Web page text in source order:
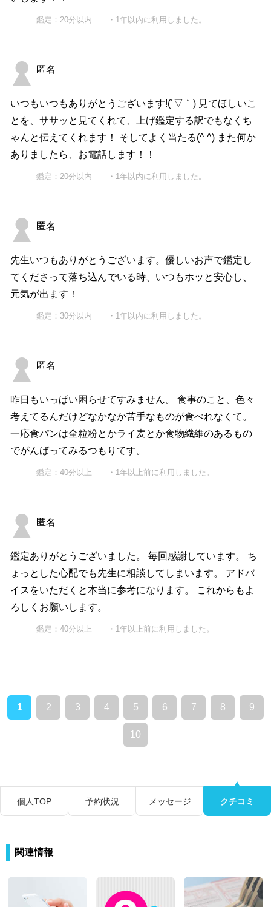
鑑定：20分以内 ・1年以内に利用しました。
匿名
いつもいつもありがとうございます!(´▽｀) 見てほしいこ
とを、ササッと見てくれて、上げ鑑定する訳でもなくち
ゃんと伝えてくれます！ そしてよく当たる(^ ^) また何か
ありましたら、お電話します！！
鑑定：20分以内 ・1年以内に利用しました。
匿名
先生いつもありがとうございます。優しいお声で鑑定し
てくださって落ち込んでいる時、いつもホッと安心し、
元気が出ます！
鑑定：30分以内 ・1年以内に利用しました。
匿名
昨日もいっぱい困らせてすみません。 食事のこと、色々
考えてるんだけどなかなか苦手なものが食べれなくて。
一応食パンは全粒粉とかライ麦とか食物繊維のあるもの
でがんばってみるつもりてす。
鑑定：40分以上 ・1年以上前に利用しました。
匿名
鑑定ありがとうございました。 毎回感謝しています。 ち
ょっとした心配でも先生に相談してしまいます。 アドバ
イスをいただくと本当に参考になります。 これからもよ
ろしくお願いします。
鑑定：40分以上 ・1年以上前に利用しました。
1 2 3 4 5 6 7 8 9
10
個人TOP 予約状況 メッセージ クチコミ
関連情報